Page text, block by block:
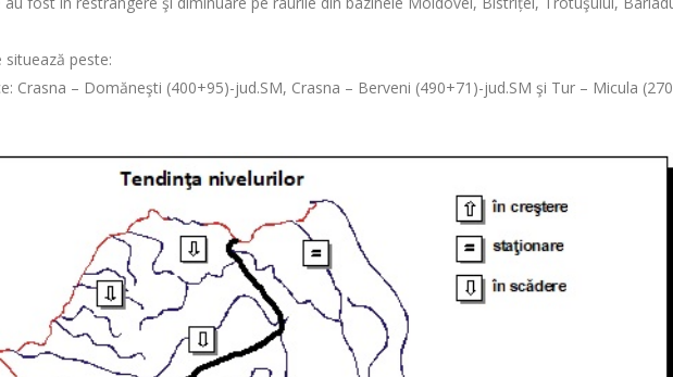
peste:
Crasna – Domăneşti (400+95)-jud.SM, Crasna – Berveni (490+71)-jud.SM şi Tur ­– Micula